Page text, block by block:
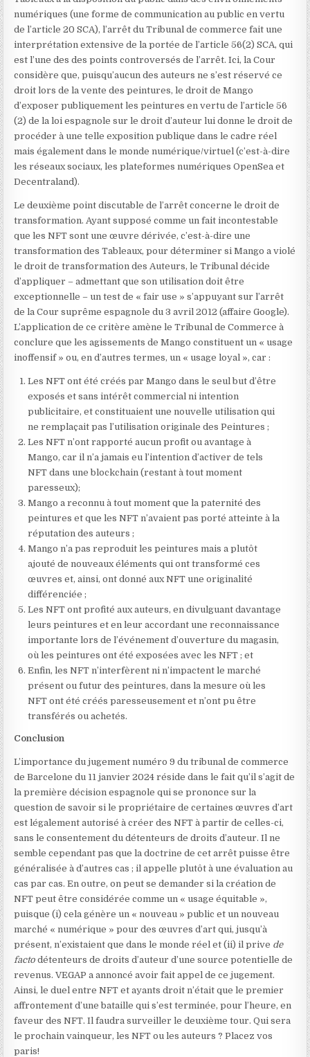
numériques (une forme de communication au public en vertu
de l’article 20 SCA), l’arrêt du Tribunal de commerce fait une
interprétation extensive de la portée de l’article 56(2) SCA, qui
est l’une des des points controversés de l’arrêt. Ici, la Cour
considère que, puisqu’aucun des auteurs ne s’est réservé ce
droit lors de la vente des peintures, le droit de Mango
d’exposer publiquement les peintures en vertu de l’article 56
(2) de la loi espagnole sur le droit d’auteur lui donne le droit de
procéder à une telle exposition publique dans le cadre réel
mais également dans le monde numérique/virtuel (c’est-à-dire
les réseaux sociaux, les plateformes numériques OpenSea et
Decentraland).
Le deuxième point discutable de l’arrêt concerne le droit de
transformation. Ayant supposé comme un fait incontestable
que les NFT sont une œuvre dérivée, c’est-à-dire une
transformation des Tableaux, pour déterminer si Mango a violé
le droit de transformation des Auteurs, le Tribunal décide
d’appliquer – admettant que son utilisation doit être
exceptionnelle – un test de « fair use » s’appuyant sur l’arrêt
de la Cour suprême espagnole du 3 avril 2012 (affaire Google).
L’application de ce critère amène le Tribunal de Commerce à
conclure que les agissements de Mango constituent un « usage
inoffensif » ou, en d’autres termes, un « usage loyal », car :
Les NFT ont été créés par Mango dans le seul but d’être
exposés et sans intérêt commercial ni intention
publicitaire, et constituaient une nouvelle utilisation qui
ne remplaçait pas l’utilisation originale des Peintures ;
Les NFT n’ont rapporté aucun profit ou avantage à
Mango, car il n’a jamais eu l’intention d’activer de tels
NFT dans une blockchain (restant à tout moment
paresseux);
Mango a reconnu à tout moment que la paternité des
peintures et que les NFT n’avaient pas porté atteinte à la
réputation des auteurs ;
Mango n’a pas reproduit les peintures mais a plutôt
ajouté de nouveaux éléments qui ont transformé ces
œuvres et, ainsi, ont donné aux NFT une originalité
différenciée ;
Les NFT ont profité aux auteurs, en divulguant davantage
leurs peintures et en leur accordant une reconnaissance
importante lors de l’événement d’ouverture du magasin,
où les peintures ont été exposées avec les NFT ; et
Enfin, les NFT n’interfèrent ni n’impactent le marché
présent ou futur des peintures, dans la mesure où les
NFT ont été créés paresseusement et n’ont pu être
transférés ou achetés.
Conclusion
L’importance du jugement numéro 9 du tribunal de commerce
de Barcelone du 11 janvier 2024 réside dans le fait qu’il s’agit de
la première décision espagnole qui se prononce sur la
question de savoir si le propriétaire de certaines œuvres d’art
est légalement autorisé à créer des NFT à partir de celles-ci,
sans le consentement du détenteurs de droits d’auteur. Il ne
semble cependant pas que la doctrine de cet arrêt puisse être
généralisée à d’autres cas ; il appelle plutôt à une évaluation au
cas par cas. En outre, on peut se demander si la création de
NFT peut être considérée comme un « usage équitable »,
puisque (i) cela génère un « nouveau » public et un nouveau
marché « numérique » pour des œuvres d’art qui, jusqu’à
présent, n’existaient que dans le monde réel et (ii) il prive de
facto détenteurs de droits d’auteur d’une source potentielle de
revenus. VEGAP a annoncé avoir fait appel de ce jugement.
Ainsi, le duel entre NFT et ayants droit n’était que le premier
affrontement d’une bataille qui s’est terminée, pour l’heure, en
faveur des NFT. Il faudra surveiller le deuxième tour. Qui sera
le prochain vainqueur, les NFT ou les auteurs ? Placez vos
paris!